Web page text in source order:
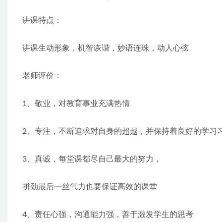
讲课特点：
讲课生动形象，机智诙谐，妙语连珠，动人心弦
老师评价：
1、敬业，对教育事业充满热情
2、专注，不断追求对自身的超越，并保持着良好的学习
3、真诚，每堂课都尽自己最大的努力，
拼劲最后一丝气力也要保证高效的课堂
4、责任心强，沟通能力强，善于激发学生的思考